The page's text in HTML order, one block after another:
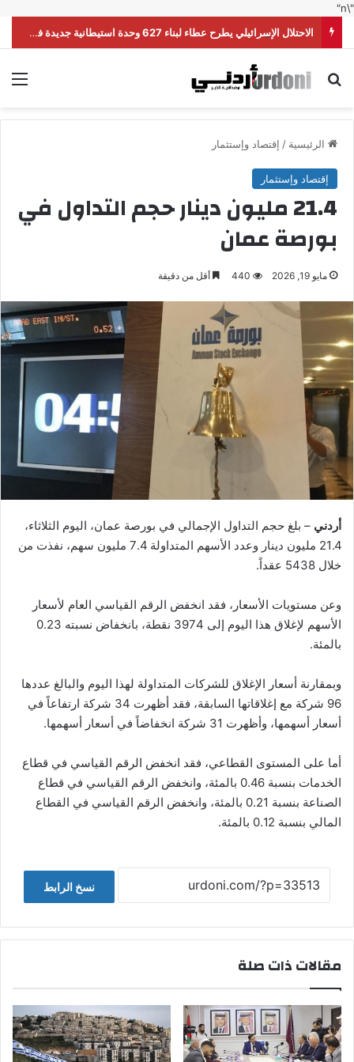
"\n"
الاحتلال الإسرائيلي يطرح عطاء لبناء 627 وحدة استيطانية جديدة في القدس
بحث عن
الرئيسية / إقتصاد وإستثمار
إقتصاد وإستثمار
21.4 مليون دينار حجم التداول في
بورصة عمان
مايو 19, 2026 440 أقل من دقيقة
أردني – بلغ حجم التداول الإجمالي في بورصة عمان، اليوم الثلاثاء،
21.4 مليون دينار وعدد الأسهم المتداولة 7.4 مليون سهم، نفذت من
خلال 5438 عقداً.
وعن مستويات الأسعار، فقد انخفض الرقم القياسي العام لأسعار
الأسهم لإغلاق هذا اليوم إلى 3974 نقطة، بانخفاض نسبته 0.23
بالمئة.
وبمقارنة أسعار الإغلاق للشركات المتداولة لهذا اليوم والبالغ عددها
96 شركة مع إغلاقاتها السابقة، فقد أظهرت 34 شركة ارتفاعاً في
أسعار أسهمها، وأظهرت 31 شركة انخفاضاً في أسعار أسهمها.
أما على المستوى القطاعي، فقد انخفض الرقم القياسي في قطاع
الخدمات بنسبة 0.46 بالمئة، وانخفض الرقم القياسي في قطاع
الصناعة بنسبة 0.21 بالمئة، وانخفض الرقم القياسي في القطاع
المالي بنسبة 0.12 بالمئة.
نسخ الرابط
مقالات ذات صلة